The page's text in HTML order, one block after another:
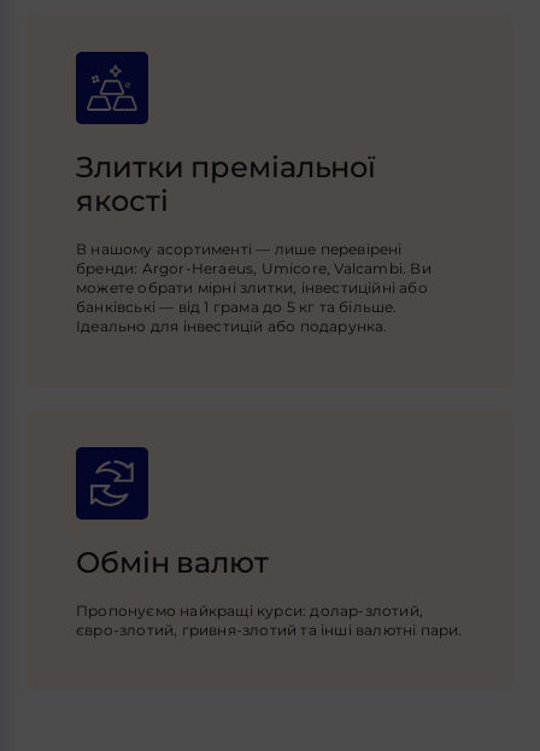
Злитки преміальної
якості
В нашому асортименті — лише перевірені
бренди: Argor-Heraeus, Umicore, Valcambi. Ви
можете обрати мірні злитки, інвестиційні або
банківські — від 1 грама до 5 кг та більше.
Ідеально для інвестицій або подарунка.
Обмін валют
Пропонуємо найкращі курси: долар-злотий,
євро-злотий, гривня-злотий та інші валютні пари.